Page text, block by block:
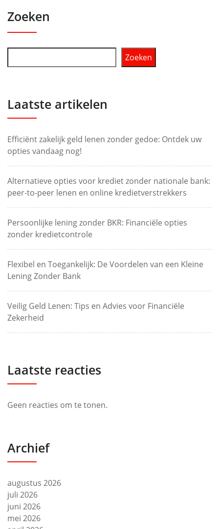
Zoeken
Zoeken
Laatste artikelen
Efficiënt zakelijk geld lenen zonder gedoe: Ontdek uw
opties vandaag nog!
Alternatieve opties voor krediet zonder nationale bank:
peer-to-peer lenen en online kredietverstrekkers
Persoonlijke lening zonder BKR: Financiële opties
zonder kredietcontrole
Flexibel en Toegankelijk: De Voordelen van een Kleine
Lening Zonder Bank
Veilig Geld Lenen: Tips en Advies voor Financiële
Zekerheid
Laatste reacties
Geen reacties om te tonen.
Archief
augustus 2026
juli 2026
juni 2026
mei 2026